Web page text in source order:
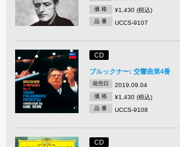
価 格 ¥1,430 (税込)
品 番 UCCS-9107
CD
ブルックナー: 交響曲第4番
発売日 2019.09.04
価 格 ¥1,430 (税込)
品 番 UCCS-9108
CD